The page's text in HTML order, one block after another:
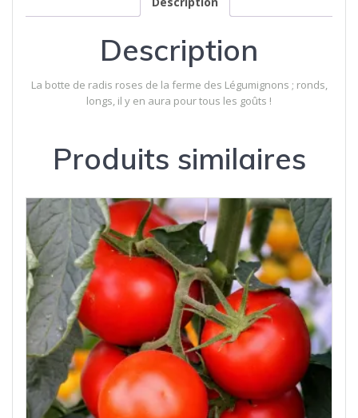
Description
La botte de radis roses de la ferme des Légumignons ; ronds,
longs, il y en aura pour tous les goûts !
Produits similaires